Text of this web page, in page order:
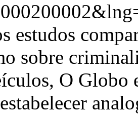
estudos
sobre
O Globo